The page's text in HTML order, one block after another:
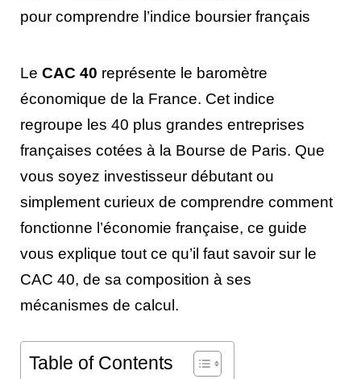
pour comprendre l’indice boursier français
Le CAC 40 représente le baromètre
économique de la France. Cet indice
regroupe les 40 plus grandes entreprises
françaises cotées à la Bourse de Paris. Que
vous soyez investisseur débutant ou
simplement curieux de comprendre comment
fonctionne l’économie française, ce guide
vous explique tout ce qu’il faut savoir sur le
CAC 40, de sa composition à ses
mécanismes de calcul.
Table of Contents